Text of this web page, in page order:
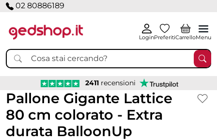
02 80886189
LoginPreferitiCarrelloMenu
2411 recensioni
Pallone Gigante Lattice
80 cm colorato - Extra
durata BalloonUp